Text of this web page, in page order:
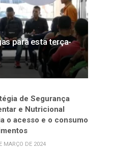
para esta terça-
de Segurança
e Nutricional
o acesso e o consumo
MARÇO DE 2024